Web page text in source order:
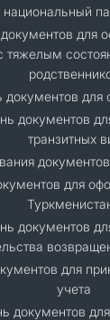
национальный
для
тяжелым
документов для
документов
транзитных
для
документов
для
учета
документов